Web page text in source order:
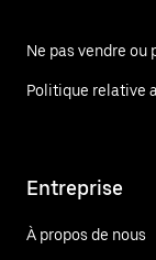
Ne pas vendre
Politique relative
Entreprise
À propos de nous